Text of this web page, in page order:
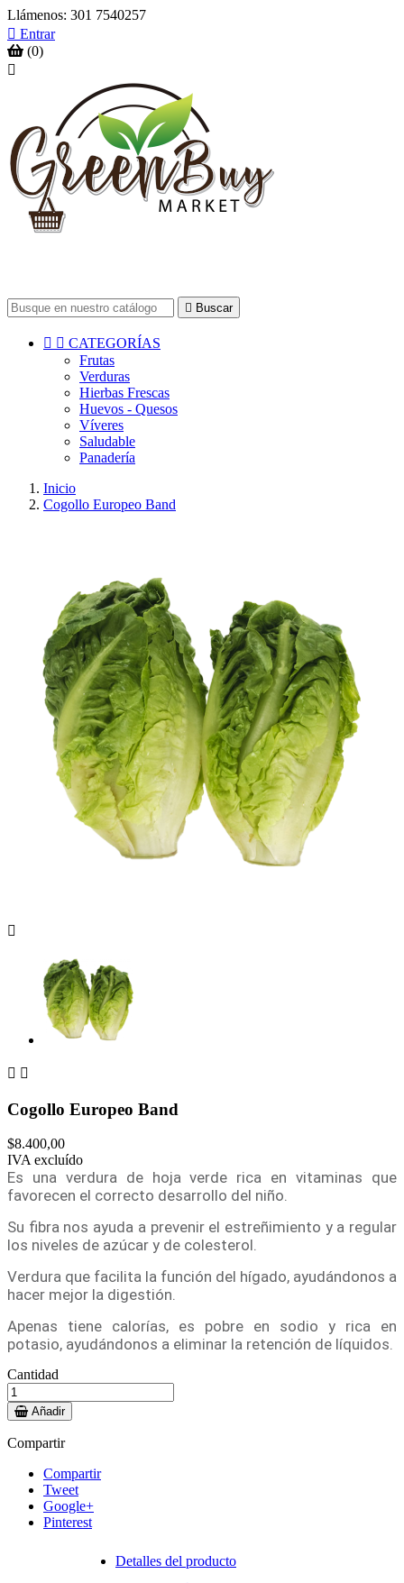
Llámenos: 301 7540257
 Entrar
(0)

 Buscar
  CATEGORÍAS
Frutas
Verduras
Hierbas Frescas
Huevos - Quesos
Víveres
Saludable
Panadería
Inicio
Cogollo Europeo Band

 
Cogollo Europeo Band
$8.400,00
IVA excluído
Es una verdura de hoja verde rica en vitaminas que
favorecen el correcto desarrollo del niño.
Su fibra nos ayuda a prevenir el estreñimiento y a regular
los niveles de azúcar y de colesterol.
Verdura que facilita la función del hígado, ayudándonos a
hacer mejor la digestión.
Apenas tiene calorías, es pobre en sodio y rica en
potasio, ayudándonos a eliminar la retención de líquidos.
Cantidad
Añadir
Compartir
Compartir
Tweet
Google+
Pinterest
Detalles del producto